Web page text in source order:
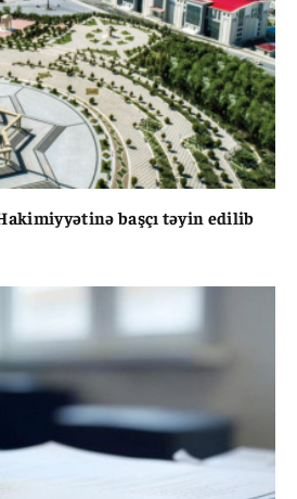
başçı təyin edilib